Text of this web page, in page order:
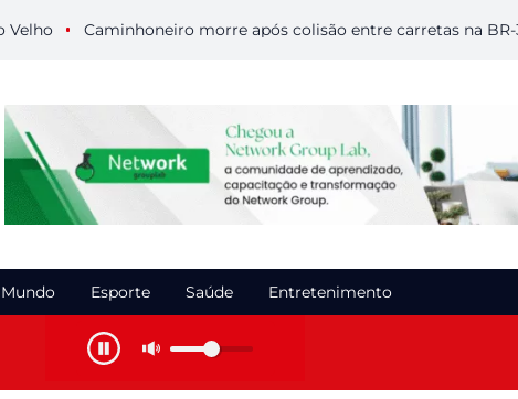
Caminhoneiro morre após colisão entre carretas na BR-364
Mundo Esporte Saúde Entretenimento